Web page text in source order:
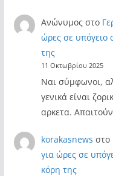
Ανώνυμος στο
ώρες σε υπόγειο
της
11 Οκτωβρίου 2025
Ναι σύμφωνοι,
γενικά είναι
αρκετα.
korakasnews στο
για ώρες σε
κόρη της